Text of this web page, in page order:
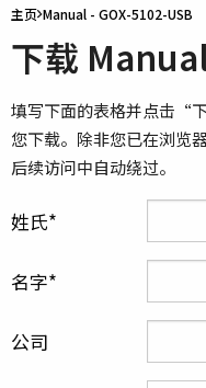
主页 Manual - GOX-5102-USB
下载
填写下面的表格并点击“
您下载。除非您已在浏览
后续访问中自动绕过。
姓氏
名字
公司